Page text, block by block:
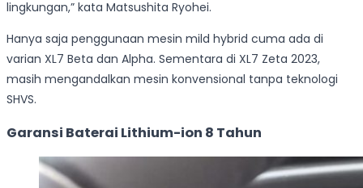
lingkungan,” kata Matsushita Ryohei.
Hanya saja penggunaan mesin mild hybrid cuma ada di
varian XL7 Beta dan Alpha. Sementara di XL7 Zeta 2023,
masih mengandalkan mesin konvensional tanpa teknologi
SHVS.
Garansi Baterai Lithium-ion 8 Tahun